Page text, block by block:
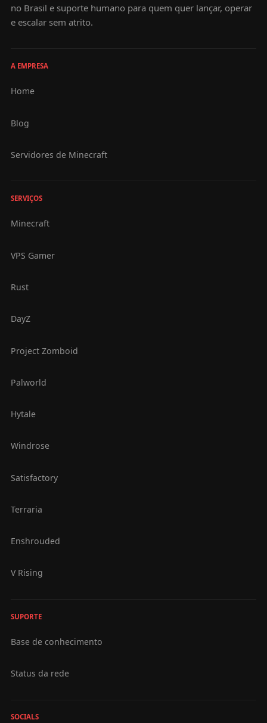
no Brasil e suporte humano para quem quer lançar, operar
e escalar sem atrito.
A EMPRESA
Home
Blog
Servidores de Minecraft
SERVIÇOS
Minecraft
VPS Gamer
Rust
DayZ
Project Zomboid
Palworld
Hytale
Windrose
Satisfactory
Terraria
Enshrouded
V Rising
SUPORTE
Base de conhecimento
Status da rede
SOCIALS